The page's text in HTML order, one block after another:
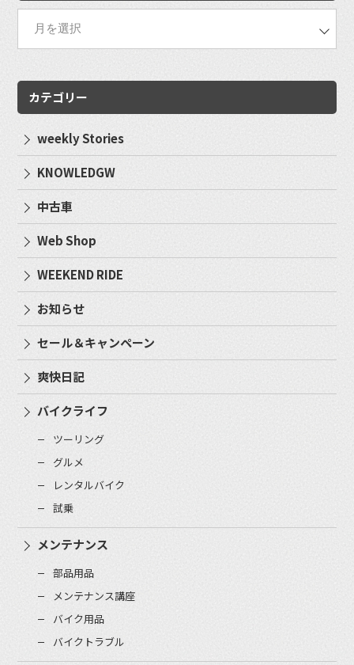
カテゴリー
weekly Stories
KNOWLEDGW
中古車
Web Shop
WEEKEND RIDE
お知らせ
セール＆キャンペーン
爽快日記
バイクライフ
ツーリング
グルメ
レンタルバイク
試乗
メンテナンス
部品用品
メンテナンス講座
バイク用品
バイクトラブル